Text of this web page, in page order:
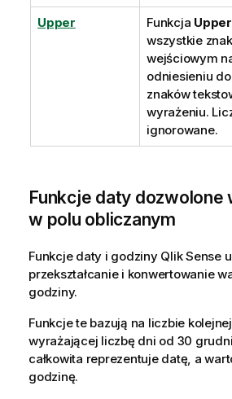
Upper Funkcja
wszystkie
wejściowym
odniesieniu
znaków
wyrażeniu.
ignorowane.
Funkcje daty dozwolone
w polu obliczanym
Funkcje daty i godziny Qlik Sense
przekształcanie i konwertowanie
godziny.
Funkcje te bazują na liczbie
wyrażającej liczbę dni od 30
całkowita reprezentuje datę, a
godzinę.